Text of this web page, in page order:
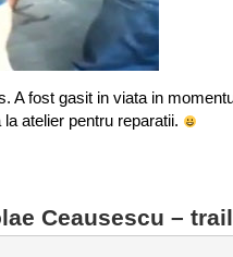
A fost gasit in viata in
atelier pentru reparatii.
Ceausescu –